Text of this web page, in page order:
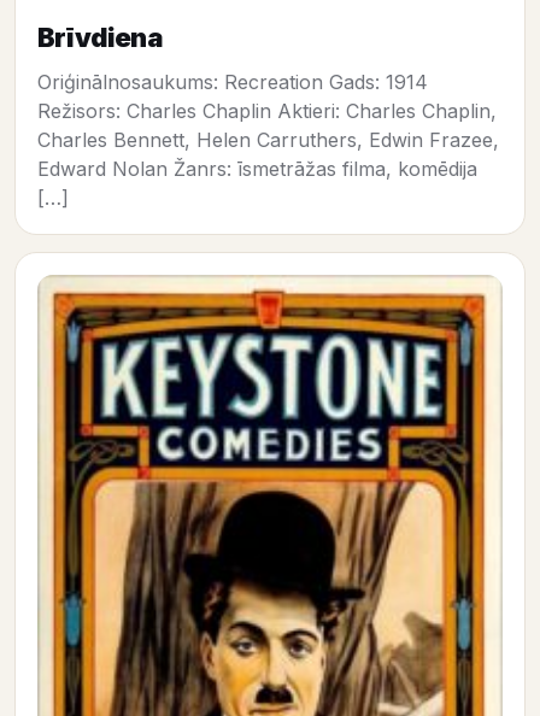
Brīvdiena
Oriģinālnosaukums: Recreation Gads: 1914
Režisors: Charles Chaplin Aktieri: Charles Chaplin,
Charles Bennett, Helen Carruthers, Edwin Frazee,
Edward Nolan Žanrs: īsmetrāžas filma, komēdija
[…]